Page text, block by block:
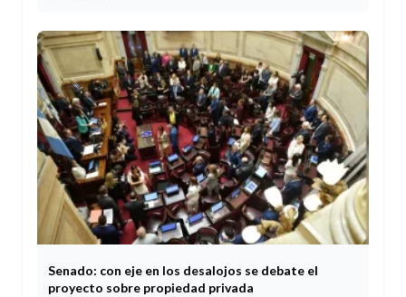
Senado: con eje en los desalojos se debate el
proyecto sobre propiedad privada